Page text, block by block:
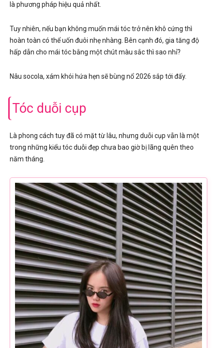
là phương pháp hiệu quả nhất.
Tuy nhiên, nếu bạn không muốn mái tóc trở nên khô cứng thì
hoàn toàn có thể uốn đuôi nhẹ nhàng. Bên cạnh đó, gia tăng độ
hấp dẫn cho mái tóc bằng một chút màu sắc thì sao nhỉ?
Nâu socola, xám khói hứa hẹn sẽ bùng nổ 2026 sắp tới đấy.
Tóc duỗi cụp
Là phong cách tuy đã có mặt từ lâu, nhưng duỗi cụp vẫn là một
trong những kiểu tóc duỗi đẹp chưa bao giờ bị lãng quên theo
năm tháng.